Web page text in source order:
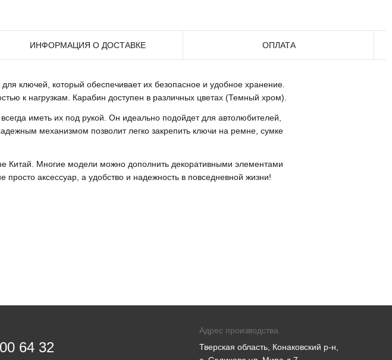
ИНФОРМАЦИЯ О ДОСТАВКЕ ОПЛАТА
ключей, который обеспечивает их безопасное и удобное хранение.
к нагрузкам. Карабин доступен в различных цветах (Темный хром).
иметь их под рукой. Он идеально подойдет для автолюбителей,
механизмом позволит легко закрепить ключи на ремне, сумке
Китай. Многие модели можно дополнить декоративными элементами
аксессуар, а удобство и надежность в повседневной жизни!
64 32
Адрес производства
Тверская область, Конаковский р-н,